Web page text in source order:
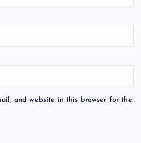
and website in this browser for the